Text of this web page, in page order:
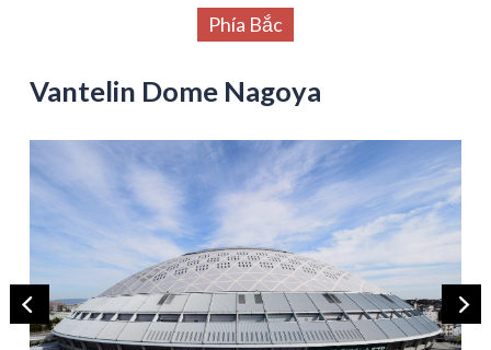
Phía Bắc
Vantelin Dome Nagoya